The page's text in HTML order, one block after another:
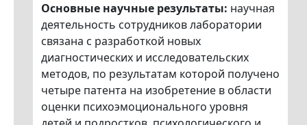
Основные научные результаты: научная
деятельность сотрудников лаборатории
связана с разработкой новых
диагностических и исследовательских
методов, по результатам которой получено
четыре патента на изобретение в области
оценки психоэмоционального уровня